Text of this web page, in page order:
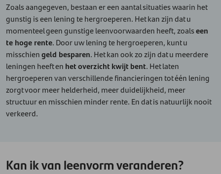
Zoals aangegeven, bestaan er een aantal situaties waarin het
gunstig is een lening te hergroeperen. Het kan zijn dat u
momenteel geen gunstige leenvoorwaarden heeft, zoalseen
te hoge rente. Door uw lening te hergroeperen, kunt u
misschiengeld besparen. Het kan ook zo zijn dat u meerdere
leningen heeft en het overzicht kwijt bent. Het laten
hergroeperen van verschillende financieringen tot één lening
zorgt voor meer helderheid, meer duidelijkheid, meer
structuur en misschien minder rente. En dat is natuurlijk nooit
verkeerd.
Kan ik van leenvorm veranderen?